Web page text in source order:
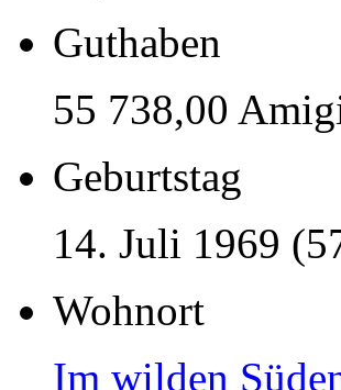
Guthaben
55 738,00
Geburtstag
14. Juli 1969
Wohnort
Im wilden